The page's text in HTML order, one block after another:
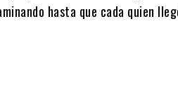
hasta que cada quien